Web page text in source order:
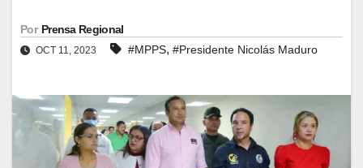
Por Prensa Regional
OCT 11, 2023 #MPPS, #Presidente Nicolás Maduro